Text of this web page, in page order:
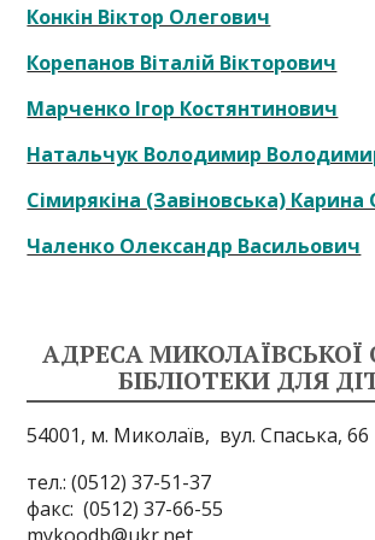
Конкін Віктор Олегович
Корепанов Віталій Вікторович
Марченко Ігор Костянтинович
Натальчук Володимир
Сімирякіна (Завіновська) Карина
Чаленко Олександр Васильович
АДРЕСА МИКОЛАЇВСЬКОЇ
БІБЛІОТЕКИ ДЛЯ
54001, м. Миколаїв, вул. Спаська, 66
тел.: (0512) 37-51-37
факс: (0512) 37-66-55